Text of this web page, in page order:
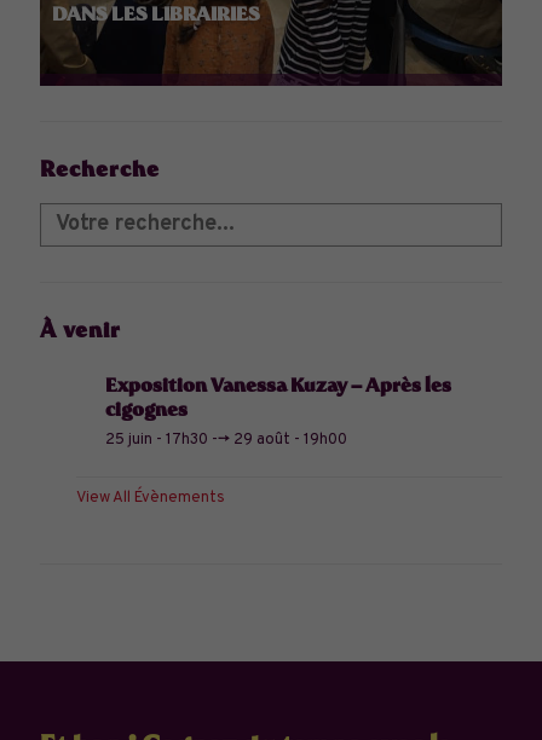
DANS LES LIBRAIRIES
Recherche
À venir
Exposition Vanessa Kuzay – Après les
cigognes
25 juin - 17h30 --> 29 août - 19h00
View All Évènements